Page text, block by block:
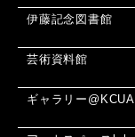
伊藤記念図書館
芸術資料館
ギャラリー@KCUA